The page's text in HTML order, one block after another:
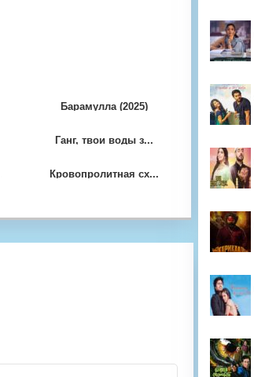
Барамулла (2025)
Ганг, твои воды з...
Кровопролитная сх...